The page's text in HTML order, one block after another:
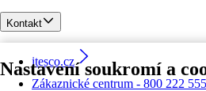
Nastavení soukromí a
Kontakt
itesco.cz
Zákaznické centrum - 800 222 555